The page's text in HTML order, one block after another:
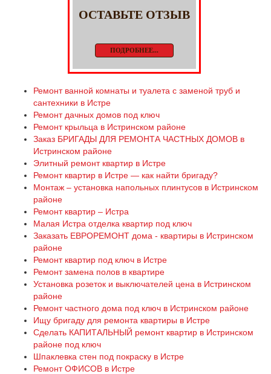
ОСТАВЬТЕ ОТЗЫВ
ПОДРОБНЕЕ...
Ремонт ванной комнаты и туалета с заменой труб и
сантехники в Истре
Ремонт дачных домов под ключ
Ремонт крыльца в Истринском районе
Заказ БРИГАДЫ ДЛЯ РЕМОНТА ЧАСТНЫХ ДОМОВ в
Истринском районе
Элитный ремонт квартир в Истре
Ремонт квартир в Истре — как найти бригаду?
Монтаж – установка напольных плинтусов в Истринском
районе
Ремонт квартир – Истра
Малая Истра отделка квартир под ключ
Заказать ЕВРОРЕМОНТ дома - квартиры в Истринском
районе
Ремонт квартир под ключ в Истре
Ремонт замена полов в квартире
Установка розеток и выключателей цена в Истринском
районе
Ремонт частного дома под ключ в Истринском районе
Ищу бригаду для ремонта квартиры в Истре
Сделать КАПИТАЛЬНЫЙ ремонт квартир в Истринском
районе под ключ
Шпаклевка стен под покраску в Истре
Ремонт ОФИСОВ в Истре